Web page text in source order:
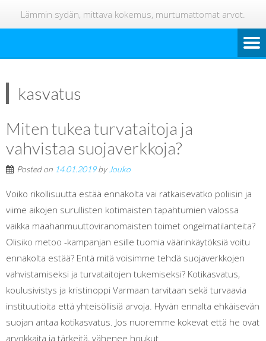
Lämmin sydän, mittava kokemus, murtumattomat arvot.
kasvatus
Miten tukea turvataitoja ja
vahvistaa suojaverkkoja?
Posted on 14.01.2019by Jouko
Voiko rikollisuutta estää ennakolta vai ratkaisevatko poliisin ja
viime aikojen surullisten kotimaisten tapahtumien valossa
vaikka maahanmuuttoviranomaisten toimet ongelmatilanteita?
Olisiko metoo -kampanjan esille tuomia väärinkäytöksiä voitu
ennakolta estää? Entä mitä voisimme tehdä suojaverkkojen
vahvistamiseksi ja turvataitojen tukemiseksi? Kotikasvatus,
koulusivistys ja kristinoppi Varmaan tarvitaan sekä turvaavia
instituutioita että yhteisöllisiä arvoja. Hyvän ennalta ehkäisevän
suojan antaa kotikasvatus. Jos nuoremme kokevat että he ovat
arvokkaita ja tärkeitä, vähenee houkut...